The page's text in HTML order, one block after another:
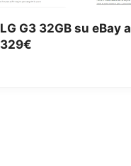
LG G3 32GB su eBay a
329€